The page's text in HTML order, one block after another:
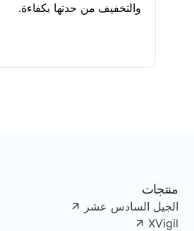
والتخفيف من حدتها بكفاءة.
منتجات
الجيل السادس عشر
XVigil